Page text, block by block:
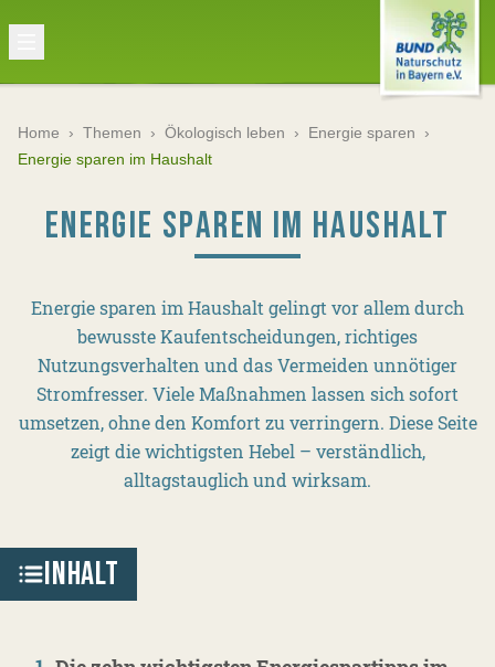
Home › Themen › Ökologisch leben › Energie sparen ›
Energie sparen im Haushalt
ENERGIE SPAREN IM HAUSHALT
Energie sparen im Haushalt gelingt vor allem durch
bewusste Kaufentscheidungen, richtiges
Nutzungsverhalten und das Vermeiden unnötiger
Stromfresser. Viele Maßnahmen lassen sich sofort
umsetzen, ohne den Komfort zu verringern. Diese Seite
zeigt die wichtigsten Hebel – verständlich,
alltagstauglich und wirksam.
INHALT